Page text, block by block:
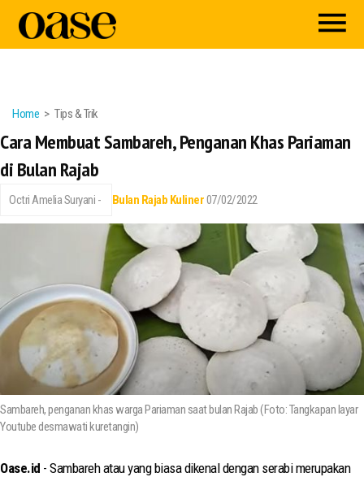
Home Tips & Trik
Cara Membuat Sambareh, Penganan Khas Pariaman
di Bulan Rajab
Octri Amelia Suryani - Bulan Rajab Kuliner07/02/2022
Sambareh, penganan khas warga Pariaman saat bulan Rajab (Foto: Tangkapan layar
Youtube desmawati kuretangin)
Oase.id - Sambareh atau yang biasa dikenal dengan serabi merupakan